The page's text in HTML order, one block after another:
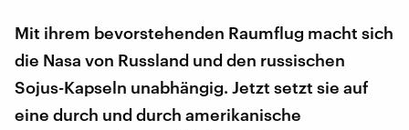
Mit ihrem bevorstehenden Raumflug macht sich
die Nasa von Russland und den russischen
Sojus-Kapseln unabhängig. Jetzt setzt sie auf
eine durch und durch amerikanische